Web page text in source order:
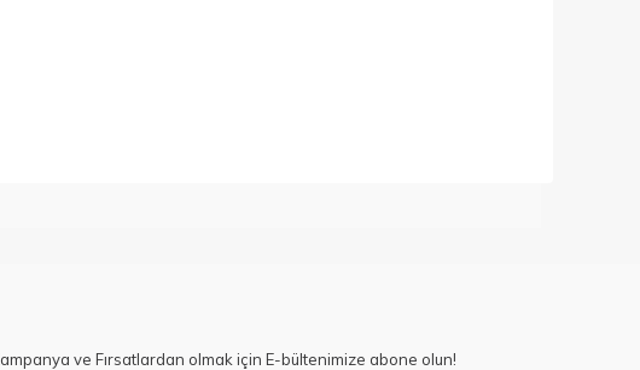
ve Fırsatlardan olmak için E-bültenimize abone olun!